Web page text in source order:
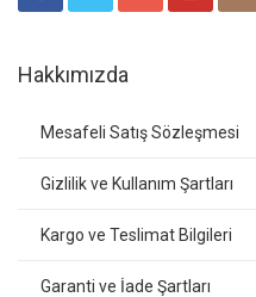
Hakkımızda
Mesafeli Satış Sözleşmesi
Gizlilik ve Kullanım Şartları
Kargo ve Teslimat Bilgileri
Garanti ve İade Şartları